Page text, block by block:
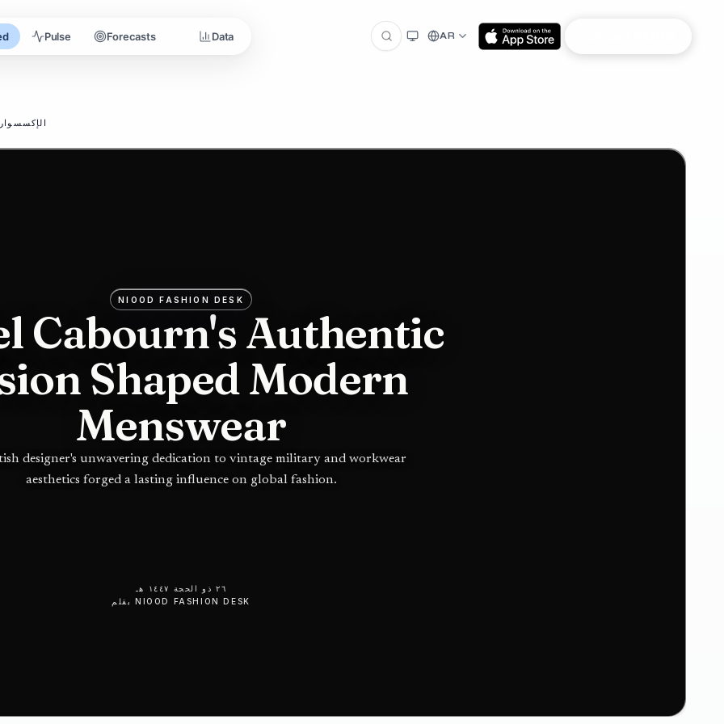
Pulse Forecasts Data AR
NIOOD FASHION DESK
Cabourn's Authentic
Shaped Modern
Menswear
designer's unwavering dedication to vintage military and workwear
aesthetics forged a lasting influence on global fashion.
٢٦ ذو الحجة ١٤٤٧ هـ
بقلم NIOOD FASHION DESK